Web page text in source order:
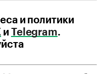
и политики
и Telegram.